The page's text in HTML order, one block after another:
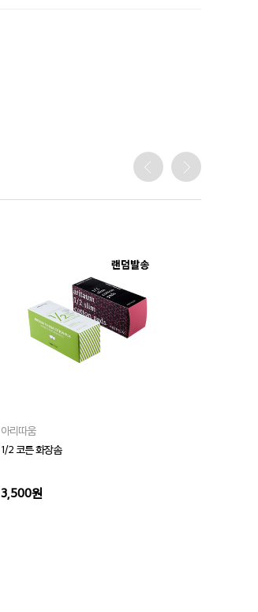
아리따움
1/2 코튼 화장솜
3,500원